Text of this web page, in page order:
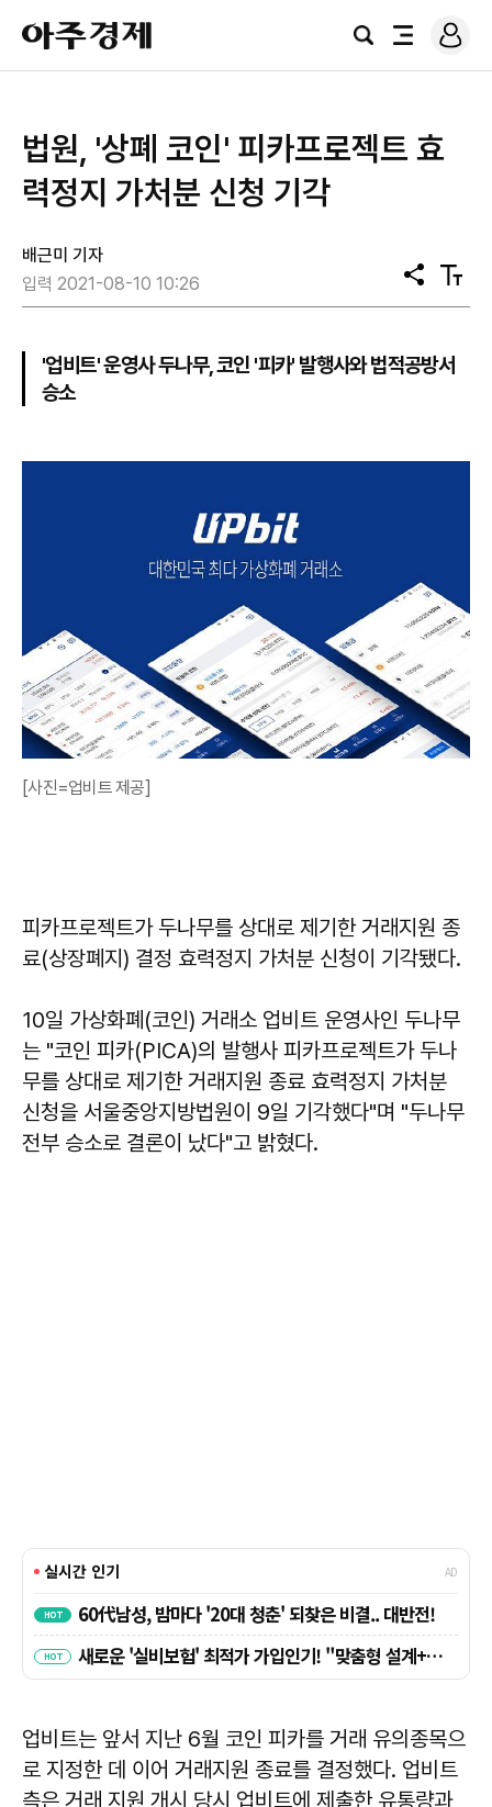
아
주
경
검
전
로
그
법원, '상폐 코인' 피카프로젝트 효
력정지 가처분 신청 기각
배근미 기자
입력 2021-08-10 10:26
공
유
텍
스
기
'업비트' 운영사 두나무, 코인 '피카' 발행사와 법적공방서
승소
[사진=업비트 제공]
피카프로젝트가 두나무를 상대로 제기한 거래지원 종
료(상장폐지) 결정 효력정지 가처분 신청이 기각됐다.
10일 가상화폐(코인) 거래소 업비트 운영사인 두나무
는 "코인 피카(PICA)의 발행사 피카프로젝트가 두나
무를 상대로 제기한 거래지원 종료 효력정지 가처분
신청을 서울중앙지방법원이 9일 기각했다"며 "두나무
전부 승소로 결론이 났다"고 밝혔다.
업비트는 앞서 지난 6월 코인 피카를 거래 유의종목으
로 지정한 데 이어 거래지원 종료를 결정했다. 업비트
측은 거래 지원 개시 당시 업비트에 제출한 유통량과